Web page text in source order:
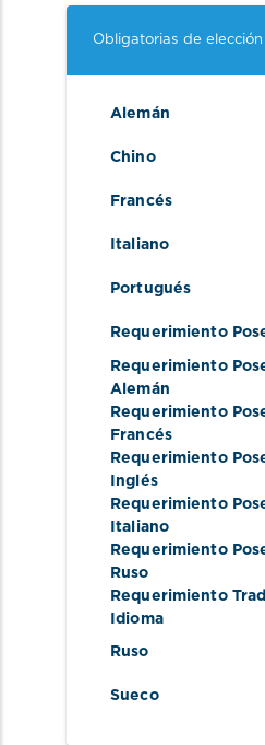
Obligatorias de
Alemán
Chino
Francés
Italiano
Portugués
Requerimiento
Requerimiento
Alemán
Requerimiento
Francés
Requerimiento
Inglés
Requerimiento
Italiano
Requerimiento
Ruso
Requerimiento
Idioma
Ruso
Sueco